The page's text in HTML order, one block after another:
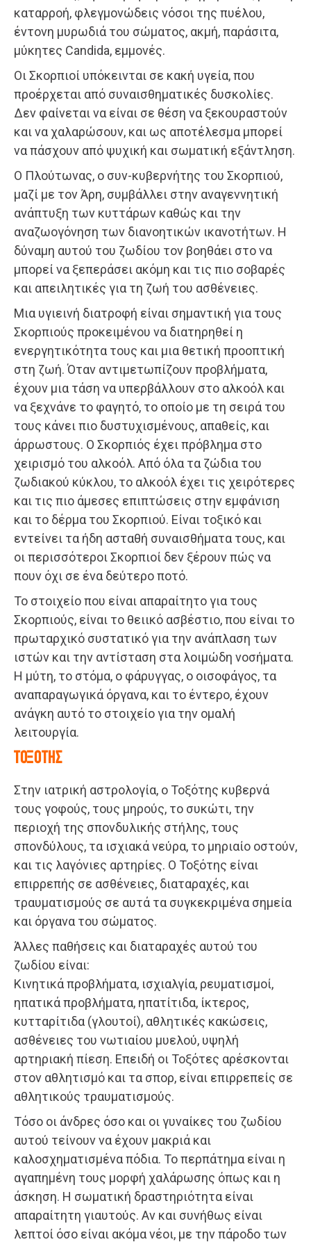
καταρροή, φλεγμονώδεις νόσοι της πυέλου,
έντονη μυρωδιά του σώματος, ακμή, παράσιτα,
μύκητες Candida, εμμονές.
Οι Σκορπιοί υπόκεινται σε κακή υγεία, που
προέρχεται από συναισθηματικές δυσκολίες.
Δεν φαίνεται να είναι σε θέση να ξεκουραστούν
και να χαλαρώσουν, και ως αποτέλεσμα μπορεί
να πάσχουν από ψυχική και σωματική εξάντληση.
Ο Πλούτωνας, ο συν-κυβερνήτης του Σκορπιού,
μαζί με τον Άρη, συμβάλλει στην αναγεννητική
ανάπτυξη των κυττάρων καθώς και την
αναζωογόνηση των διανοητικών ικανοτήτων. Η
δύναμη αυτού του ζωδίου τον βοηθάει στο να
μπορεί να ξεπεράσει ακόμη και τις πιο σοβαρές
και απειλητικές για τη ζωή του ασθένειες.
Μια υγιεινή διατροφή είναι σημαντική για τους
Σκορπιούς προκειμένου να διατηρηθεί η
ενεργητικότητα τους και μια θετική προοπτική
στη ζωή. Όταν αντιμετωπίζουν προβλήματα,
έχουν μια τάση να υπερβάλλουν στο αλκοόλ και
να ξεχνάνε το φαγητό, το οποίο με τη σειρά του
τους κάνει πιο δυστυχισμένους, απαθείς, και
άρρωστους. Ο Σκορπιός έχει πρόβλημα στο
χειρισμό του αλκοόλ. Από όλα τα ζώδια του
ζωδιακού κύκλου, το αλκοόλ έχει τις χειρότερες
και τις πιο άμεσες επιπτώσεις στην εμφάνιση
και το δέρμα του Σκορπιού. Είναι τοξικό και
εντείνει τα ήδη ασταθή συναισθήματα τους, και
οι περισσότεροι Σκορπιοί δεν ξέρουν πώς να
πουν όχι σε ένα δεύτερο ποτό.
Το στοιχείο που είναι απαραίτητο για τους
Σκορπιούς, είναι το θειικό ασβέστιο, που είναι το
πρωταρχικό συστατικό για την ανάπλαση των
ιστών και την αντίσταση στα λοιμώδη νοσήματα.
Η μύτη, το στόμα, ο φάρυγγας, ο οισοφάγος, τα
αναπαραγωγικά όργανα, και το έντερο, έχουν
ανάγκη αυτό το στοιχείο για την ομαλή
λειτουργία.
ΤΟΞΟΤΗΣ
Στην ιατρική αστρολογία, ο Τοξότης κυβερνά
τους γοφούς, τους μηρούς, το συκώτι, την
περιοχή της σπονδυλικής στήλης, τους
σπονδύλους, τα ισχιακά νεύρα, το μηριαίο οστούν,
και τις λαγόνιες αρτηρίες. Ο Τοξότης είναι
επιρρεπής σε ασθένειες, διαταραχές, και
τραυματισμούς σε αυτά τα συγκεκριμένα σημεία
και όργανα του σώματος.
Άλλες παθήσεις και διαταραχές αυτού του
ζωδίου είναι:
Κινητικά προβλήματα, ισχιαλγία, ρευματισμοί,
ηπατικά προβλήματα, ηπατίτιδα, ίκτερος,
κυτταρίτιδα (γλουτοί), αθλητικές κακώσεις,
ασθένειες του νωτιαίου μυελού, υψηλή
αρτηριακή πίεση. Επειδή οι Τοξότες αρέσκονται
στον αθλητισμό και τα σπορ, είναι επιρρεπείς σε
αθλητικούς τραυματισμούς.
Τόσο οι άνδρες όσο και οι γυναίκες του ζωδίου
αυτού τείνουν να έχουν μακριά και
καλοσχηματισμένα πόδια. Το περπάτημα είναι η
αγαπημένη τους μορφή χαλάρωσης όπως και η
άσκηση. Η σωματική δραστηριότητα είναι
απαραίτητη γιαυτούς. Αν και συνήθως είναι
λεπτοί όσο είναι ακόμα νέοι, με την πάροδο των